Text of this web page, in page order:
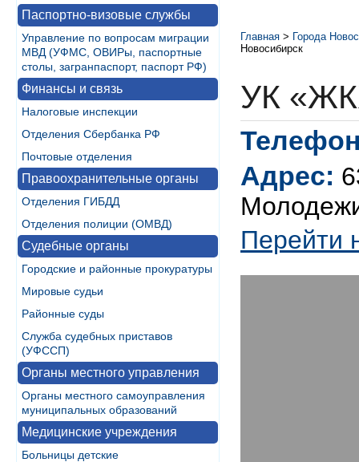
Паспортно-визовые службы
Управление по вопросам миграции
МВД (УФМС, ОВИРы, паспортные
столы, загранпаспорт, паспорт РФ)
Финансы и связь
Налоговые инспекции
Отделения Сбербанка РФ
Почтовые отделения
Правоохранительные органы
Отделения ГИБДД
Отделения полиции (ОМВД)
Судебные органы
Городские и районные прокуратуры
Мировые судьи
Районные суды
Служба судебных приставов
(УФССП)
Органы местного управления
Органы местного самоуправления
муниципальных образований
Медицинские учреждения
Больницы детские
Главная > Города
Новосибирск
УК
Адрес:
Перейти